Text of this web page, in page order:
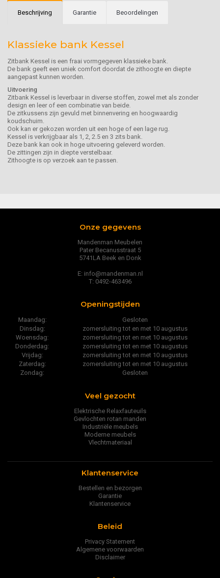
Beschrijving Garantie Beoordelingen
Klassieke bank Kessel
Zitbank Kessel is een fraai vormgegeven klassieke bank.
De bank geeft een uniek comfort doordat de zithoogte en diepte
aangepast kunnen worden.
Uitvoering
Zitbank Kessel is leverbaar in diverse stoffen, zowel met als zonder
design en leer of een combinatie van beide.
De zitkussens zijn gevuld met binnenvering en hoogwaardig
koudschuim.
Ook kan er gekozen worden uit een hoge of een lage rug.
Kessel is verkrijgbaar als 1, 2, 2.5 en 3 zits bank.
Deze bank kan ook in hoge uitvoering geleverd worden.
De zittingen zijn in diepte verstelbaar.
Zithoogte is op verzoek aan te passen.
Onze gegevens
Mandenman Meubelen
Pater Becanusstraat 5
5741LA Beek en Donk
E: info@mandenman.nl
T: 0492-463496
Openingstijden
Maandag:
Gesloten
Dinsdag:
zomersluiting tot en met 10 augustus
Woensdag:
zomersluiting tot en met 10 augustus
Donderdag:
zomersluiting tot en met 10 augustus
Vrijdag:
zomersluiting tot en met 10 augustus
Zaterdag:
zomersluiting tot en met 10 augustus
Zondag:
Gesloten
Veel gezocht
Elektrische Relaxfauteuils
Gevlochten rotan manden
Industriële meubels
Moderne meubels
Vlechtmateriaal
Klantenservice
Bestellen en bezorgen
Garantie
Klantenservice
Beleid
Privacy Statement
Algemene voorwaarden
Disclaimer